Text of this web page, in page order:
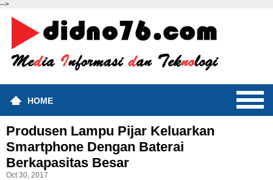
-->
HOME
Produsen Lampu Pijar Keluarkan
Smartphone Dengan Baterai
Berkapasitas Besar
Oct 30, 2017